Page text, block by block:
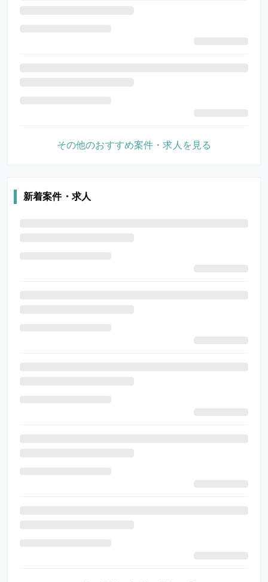
その他のおすすめ案件・求人を見る
新着案件・求人